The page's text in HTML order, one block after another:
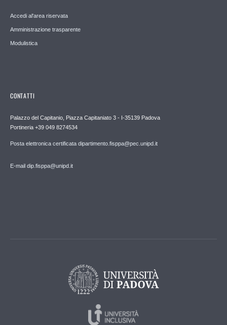
Accedi al'area riservata
Amministrazione trasparente
Modulistica
CONTATTI
Palazzo del Capitanio, Piazza Capitaniato 3 - I-35139 Padova
Portineria +39 049 8274534
Posta elettronica certificata dipartimento.fisppa@pec.unipd.it
E-mail dip.fisppa@unipd.it